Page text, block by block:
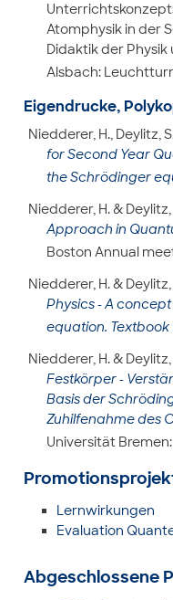
Atomphysik in der
Didaktik der Physik
Alsbach:
Eigendrucke,
Niedderer, H., Deylitz,
for Second Year
the Schrödinger
Niedderer, H. & Deylitz,
Approach in
Boston Annual
Niedderer, H. & Deylitz,
Physics - A
equation.
Niedderer, H. & Deylitz,
Festkörper -
Basis der
Zuhilfenahme des
Universität
Lernwirkungen
Evaluation
Abgeschlossene